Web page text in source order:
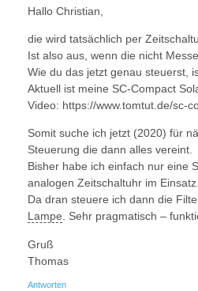
Hallo Christian,
die wird tatsächlich per
Ist also aus, wenn die nicht
Wie du das jetzt genau steuerst,
Aktuell ist meine SC-Compact
Video: https://www.tomtut.de/sc-
Somit suche ich jetzt (2020) für
Steuerung die dann alles vereint.
Bisher habe ich einfach nur eine
analogen Zeitschaltuhr im Einsatz.
Da dran steuere ich dann die
Lampe. Sehr pragmatisch –
Gruß
Thomas
Antworten